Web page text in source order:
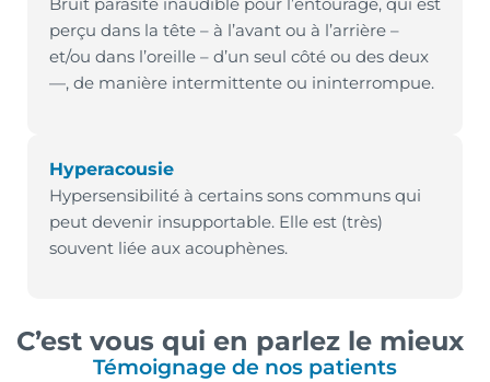
perçu dans la tête – à l’avant ou à l’arrière –
et/ou dans l’oreille – d’un seul côté ou des deux
—, de manière intermittente ou ininterrompue.
Hyperacousie
Hypersensibilité à certains sons communs qui
peut devenir insupportable. Elle est (très)
souvent liée aux acouphènes.
C’est vous qui en parlez le mieux
Témoignage de nos patients